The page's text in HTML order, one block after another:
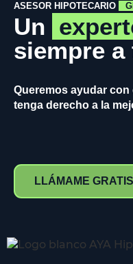
ASESOR HIPOTECARIO
Un
siempre a
Queremos ayudar
tenga derecho a la
LLÁMAME GRATIS